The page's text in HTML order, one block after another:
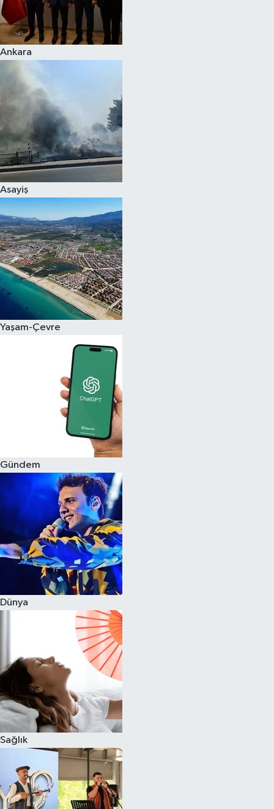
Ankara
Asayiş
Yaşam-Çevre
Gündem
Dünya
Sağlık
Spor
Çocuk
Eğitim
Hava Durumu
Kim kimdir?
Kültür Sanat
Sağlık
Siyaset
Teknoloji
Televizyon
Yaşam-Çevre